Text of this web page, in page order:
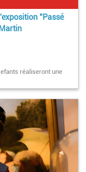
"Passé
réaliseront une